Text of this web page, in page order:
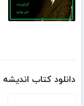
دانلود کتاب